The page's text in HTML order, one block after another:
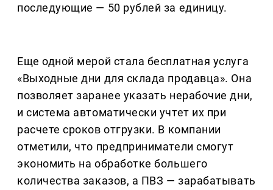
последующие — 50 рублей за единицу.
Еще одной мерой стала бесплатная услуга
«Выходные дни для склада продавца». Она
позволяет заранее указать нерабочие дни,
и система автоматически учтет их при
расчете сроков отгрузки. В компании
отметили, что предприниматели смогут
экономить на обработке большего
количества заказов, а ПВЗ — зарабатывать